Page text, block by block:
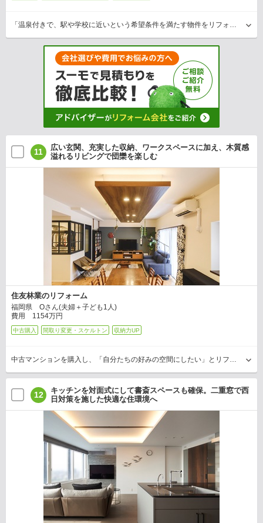
「温泉付きで、駅や学校に近いという希望条件を満たす物件をリフォーム前提で購入しました」とKさん。築約30年のマンションはつくりが古く、使いにくいキッチンの改善、生活感が出ないよう…
11
広い玄関、充実した収納、ワークスペースに加え、木質感
溢れるリビングで団欒を楽しむ
住友林業のリフォーム
福岡県 Oさん(夫婦＋子ども1人)
費用 1154万円
中古購入 間取り変更・スケルトン 収納力UP
中古マンションを購入し、「自分たちの好みの空間にしたい」とリフォームに取り組んだOさん。玄関の狭さや収納の少なさ、好みではないインテリアなどを改善するとともに、家族で過ごすリビン…
12
キッチンを対面式にして書斎スペースも確保。二重窓で西
日対策を施した快適な住環境へ